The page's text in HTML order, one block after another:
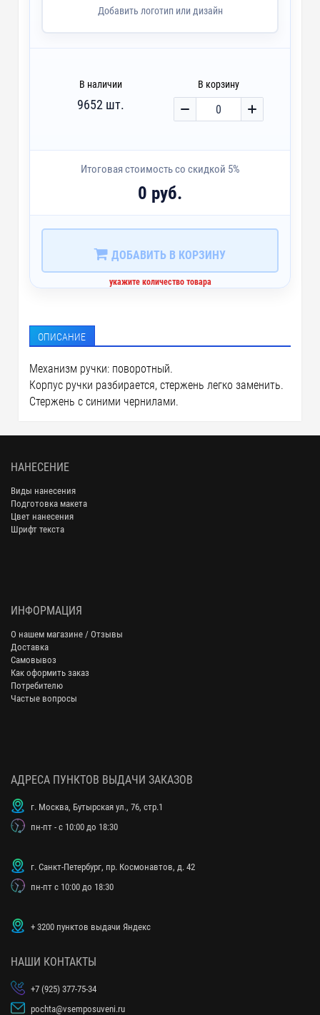
Добавить логотип или дизайн
В наличии В корзину
9652 шт.
Итоговая стоимость со скидкой 5%
0 руб.
ДОБАВИТЬ В КОРЗИНУ
укажите количество товара
ОПИСАНИЕ
Механизм ручки: поворотный.
Корпус ручки разбирается, стержень легко заменить.
Стержень с синими чернилами.
НАНЕСЕНИЕ
Виды нанесения
Подготовка макета
Цвет нанесения
Шрифт текста
ИНФОРМАЦИЯ
О нашем магазине / Отзывы
Доставка
Самовывоз
Как оформить заказ
Потребителю
Частые вопросы
АДРЕСА ПУНКТОВ ВЫДАЧИ ЗАКАЗОВ
г. Москва, Бутырская ул., 76, стр.1
пн-пт - с 10:00 до 18:30
г. Санкт-Петербург, пр. Космонавтов, д. 42
пн-пт с 10:00 до 18:30
+ 3200 пунктов выдачи Яндекс
НАШИ КОНТАКТЫ
+7 (925) 377-75-34
pochta@vsemposuveni.ru